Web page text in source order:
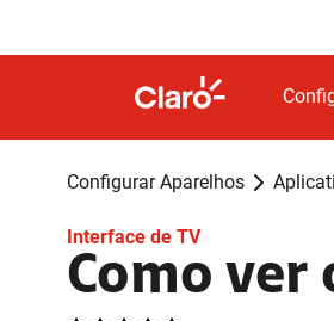
Configurar Aparelhos
Interface de TV
Como ver